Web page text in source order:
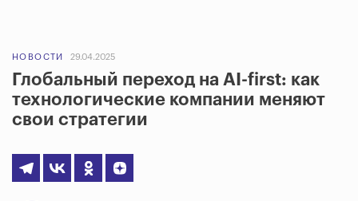
НОВОСТИ 29.04.2025
Глобальный переход на AI-first: как
технологические компании меняют
свои стратегии